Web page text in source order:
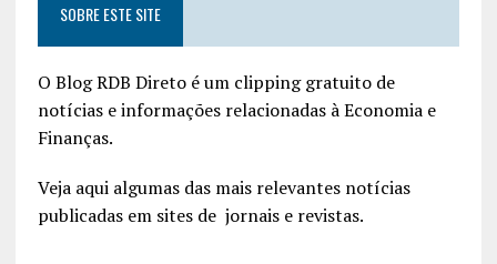
SOBRE ESTE SITE
O Blog RDB Direto é um clipping gratuito de
notícias e informações relacionadas à Economia e
Finanças.
Veja aqui algumas das mais relevantes notícias
publicadas em sites de jornais e revistas.